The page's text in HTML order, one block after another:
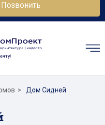
Позвонить
Дом Сидней